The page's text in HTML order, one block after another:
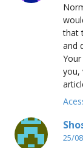
that
and
you,
25/